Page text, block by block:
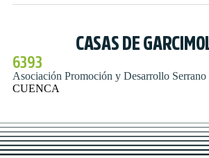
CASAS DE
6393
Asociación Promoción y Desarrollo Serrano
CUENCA